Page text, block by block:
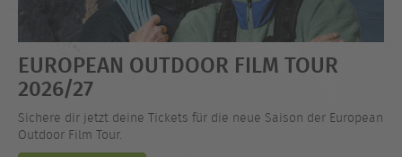
EUROPEAN OUTDOOR FILM TOUR
2026/27
Sichere dir jetzt deine Tickets für die neue Saison der European
Outdoor Film Tour.